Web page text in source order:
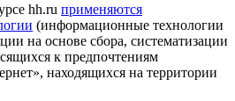
hh.ru применяются
(информационные технологии
на основе сбора, систематизации
к предпочтениям
находящихся на территории